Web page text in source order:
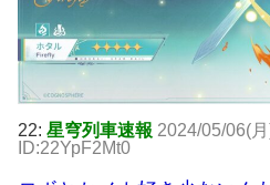
22: 星穹列車速報 2024/05/06(
ID:22YpF2Mt0